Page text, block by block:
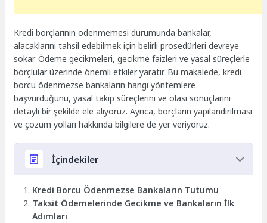
Kredi borçlarının ödenmemesi durumunda bankalar,
alacaklarını tahsil edebilmek için belirli prosedürleri devreye
sokar. Ödeme gecikmeleri, gecikme faizleri ve yasal süreçlerle
borçlular üzerinde önemli etkiler yaratır. Bu makalede, kredi
borcu ödenmezse bankaların hangi yöntemlere
başvurduğunu, yasal takip süreçlerini ve olası sonuçlarını
detaylı bir şekilde ele alıyoruz. Ayrıca, borçların yapılandırılması
ve çözüm yolları hakkında bilgilere de yer veriyoruz.
İçindekiler
Kredi Borcu Ödenmezse Bankaların Tutumu
Taksit Ödemelerinde Gecikme ve Bankaların İlk
Adımları